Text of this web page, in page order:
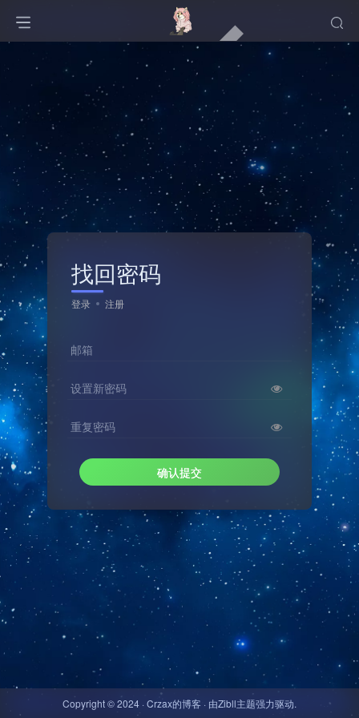
找回密码
登录 注册
邮箱
设置新密码
重复密码
确认提交
Copyright © 2024 ·Crzax的博客 · 由Zibll主题强力驱动.